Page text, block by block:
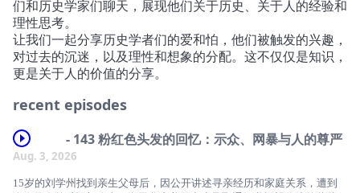
们和历史学家们聊天，展现他们关于历史、关于人的经验和
理性思考。
让我们一起分享历史学者们的爱和怕，他们被触发的兴趣，
对过去的沉迷，以及理性和想象的分配。这不仅仅是知识，
更是关于人的价值的分享。
recent episodes
- 143 粉红色头发的回忆：示众、网暴与人的尊严
Aug. 3, 2026
15岁的刘学州找到亲生父母后，因公开讲述寻亲经历和家庭关系，遭到